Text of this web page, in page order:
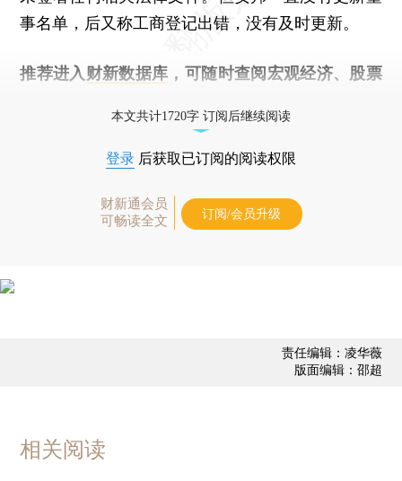
事名单，后又称工商登记出错，没有及时更新。
推荐进入 财新数据库 ，可随时查阅宏观经济、股票
本文共计1720字 订阅后继续阅读
登录 后获取已订阅的阅读权限
财新通会员
可畅读全文
订阅/会员升级
责任编辑：凌华薇
版面编辑：邵超
相关阅读